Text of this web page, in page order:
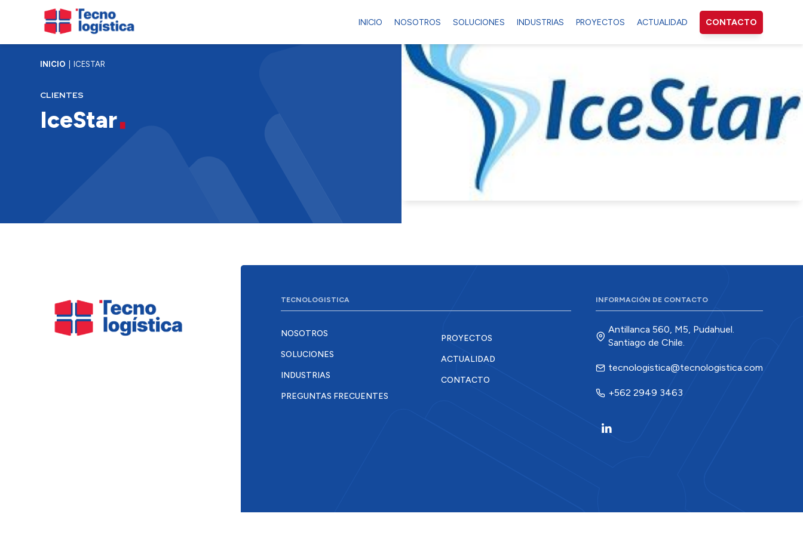
INICIO NOSOTROS SOLUCIONES INDUSTRIAS PROYECTOS ACTUALIDAD CONTACTO
INICIO ICESTAR
CLIENTES
IceStar
TECNOLOGISTICA
NOSOTROS
SOLUCIONES
INDUSTRIAS
PREGUNTAS FRECUENTES
PROYECTOS
ACTUALIDAD
CONTACTO
INFORMACIÓN DE CONTACTO
Antillanca 560, M5, Pudahuel.
Santiago de Chile.
tecnologistica@tecnologistica.com
+562 2949 3463